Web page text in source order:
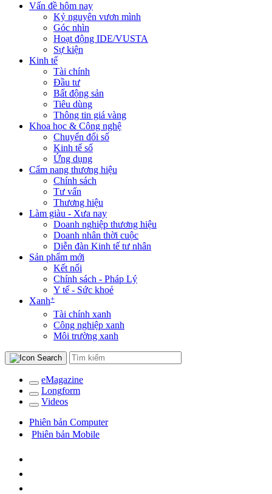
Vấn đề hôm nay
Kỷ nguyên vươn mình
Góc nhìn
Hoạt động IDE/VUSTA
Sự kiện
Kinh tế
Tài chính
Đầu tư
Bất động sản
Tiêu dùng
Thông tin giá vàng
Khoa học & Công nghệ
Chuyển đổi số
Kinh tế số
Ứng dụng
Cẩm nang thương hiệu
Chính sách
Tư vấn
Thương hiệu
Làm giàu - Xưa nay
Doanh nghiệp thương hiệu
Doanh nhân thời cuộc
Diễn đàn Kinh tế tư nhân
Sản phẩm mới
Kết nối
Chính sách - Pháp Lý
Y tế - Sức khoẻ
Xanh+
Tài chính xanh
Công nghiệp xanh
Môi trường xanh
eMagazine
Longform
Videos
Phiên bản Computer
Phiên bản Mobile